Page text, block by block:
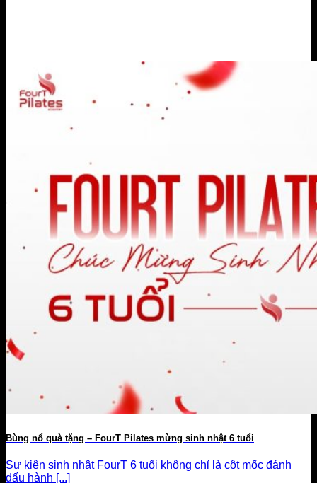
Bùng nổ quà tặng – FourT Pilates mừng sinh nhật 6 tuổi
Sự kiện sinh nhật FourT 6 tuổi không chỉ là cột mốc đánh
dấu hành [...]